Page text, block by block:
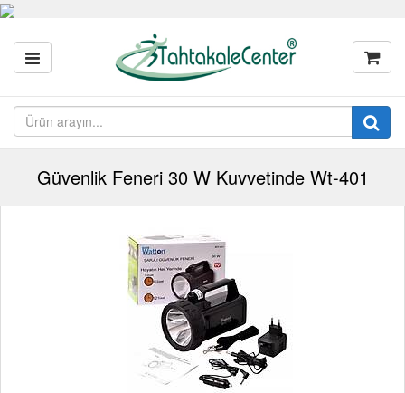
Güvenlik Feneri 30 W Kuvvetinde Wt-401